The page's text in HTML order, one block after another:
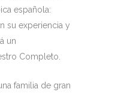
española:
su experiencia y
un
Completo.
familia de gran